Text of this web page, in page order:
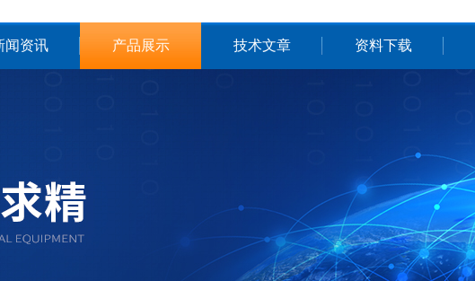
闻资讯 产品展示 技术文章 资料下载